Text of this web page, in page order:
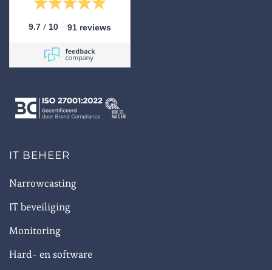
9.7 / 10 91 reviews
IT BEHEER
Narrowcasting
IT beveiliging
Monitoring
Hard- en software